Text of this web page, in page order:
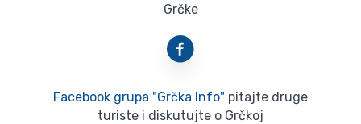
Grčke
Facebook grupa "Grčka Info" pitajte druge
turiste i diskutujte o Grčkoj